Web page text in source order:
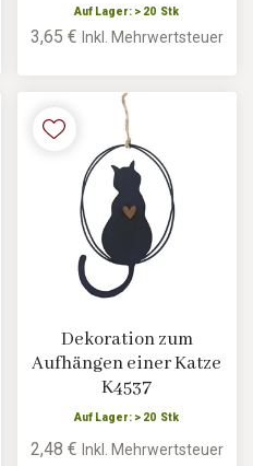
Auf Lager: > 20 Stk
3,65 € Inkl. Mehrwertsteuer
Dekoration zum
Aufhängen einer Katze
K4537
Auf Lager: > 20 Stk
2,48 € Inkl. Mehrwertsteuer